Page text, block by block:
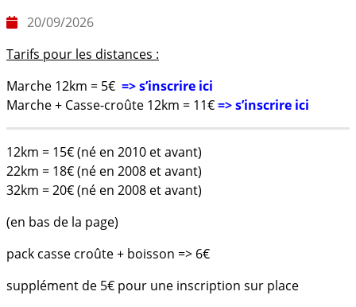
20/09/2026
Tarifs pour les distances :
Marche 12km = 5€ => s’inscrire ici
Marche + Casse-croûte 12km = 11€=> s’inscrire ici
12km = 15€ (né en 2010 et avant)
22km = 18€ (né en 2008 et avant)
32km = 20€ (né en 2008 et avant)
(en bas de la page)
pack casse croûte + boisson => 6€
supplément de 5€ pour une inscription sur place